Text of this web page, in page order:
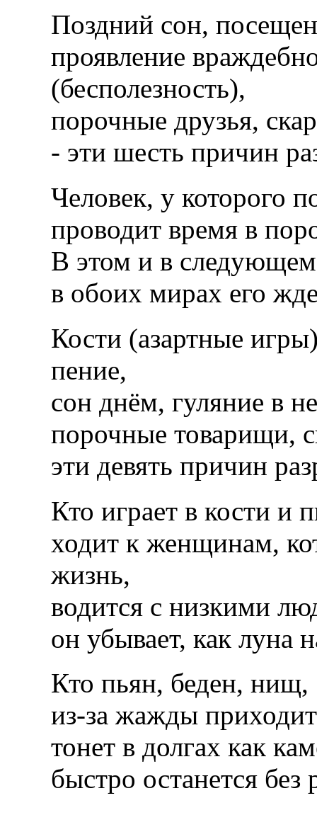
Поздний сон,
проявление
(бесполезность),
порочные друзья,
- эти шесть причин
Человек, у которого
проводит время в
В этом и в
в обоих мирах его
Кости (азартные
пение,
сон днём, гуляние в
порочные товарищи,
эти девять причин
Кто играет в кости и
ходит к женщинам,
жизнь,
водится с низкими
он убывает, как луна
Кто пьян, беден, нищ,
из-за жажды
тонет в долгах как
быстро останется без